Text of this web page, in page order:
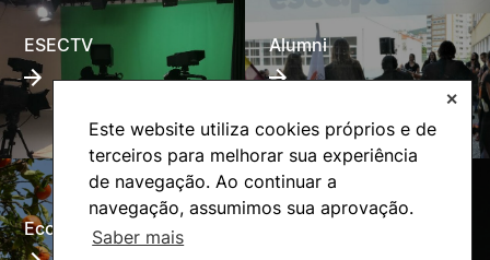
Este website utiliza cookies próprios e de
terceiros para melhorar sua experiência
de navegação. Ao continuar a
navegação, assumimos sua aprovação.
Saber mais
✕
ESECTV Alumni
Eco-Escola